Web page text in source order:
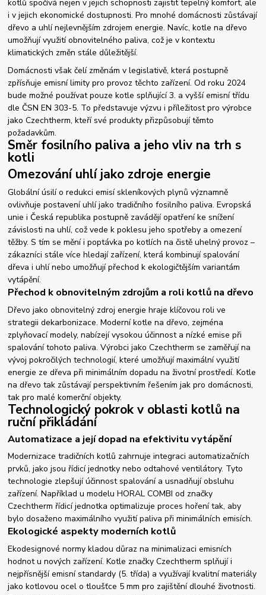
kotlů spočívá nejen v jejich schopnosti zajistit tepelný komfort, ale
i v jejich ekonomické dostupnosti. Pro mnohé domácnosti zůstávají
dřevo a uhlí nejlevnějším zdrojem energie. Navíc, kotle na dřevo
umožňují využití obnovitelného paliva, což je v kontextu
klimatických změn stále důležitější.
Domácnosti však čelí změnám v legislativě, která postupně
zpřísňuje emisní limity pro provoz těchto zařízení. Od roku 2024
bude možné používat pouze kotle splňující 3. a vyšší emisní třídu
dle ČSN EN 303-5. To představuje výzvu i příležitost pro výrobce
jako Czechtherm, kteří své produkty přizpůsobují těmto
požadavkům.
Směr fosilního paliva a jeho vliv na trh s
kotli
Omezování uhlí jako zdroje energie
Globální úsilí o redukci emisí skleníkových plynů významně
ovlivňuje postavení uhlí jako tradičního fosilního paliva. Evropská
unie i Česká republika postupně zavádějí opatření ke snížení
závislosti na uhlí, což vede k poklesu jeho spotřeby a omezení
těžby. S tím se mění i poptávka po kotlích na čistě uhelný provoz –
zákazníci stále více hledají zařízení, která kombinují spalování
dřeva i uhlí nebo umožňují přechod k ekologičtějším variantám
vytápění.
Přechod k obnovitelným zdrojům a roli kotlů na dřevo
Dřevo jako obnovitelný zdroj energie hraje klíčovou roli ve
strategii dekarbonizace. Moderní kotle na dřevo, zejména
zplyňovací modely, nabízejí vysokou účinnost a nízké emise při
spalování tohoto paliva. Výrobci jako Czechtherm se zaměřují na
vývoj pokročilých technologií, které umožňují maximální využití
energie ze dřeva při minimálním dopadu na životní prostředí. Kotle
na dřevo tak zůstávají perspektivním řešením jak pro domácnosti,
tak pro malé komerční objekty.
Technologický pokrok v oblasti kotlů na
ruční přikládání
Automatizace a její dopad na efektivitu vytápění
Modernizace tradičních kotlů zahrnuje integraci automatizačních
prvků, jako jsou řídicí jednotky nebo odtahové ventilátory. Tyto
technologie zlepšují účinnost spalování a usnadňují obsluhu
zařízení. Například u modelu HORAL COMBI od značky
Czechtherm řídicí jednotka optimalizuje proces hoření tak, aby
bylo dosaženo maximálního využití paliva při minimálních emisích.
Ekologické aspekty moderních kotlů
Ekodesignové normy kladou důraz na minimalizaci emisních
hodnot u nových zařízení. Kotle značky Czechtherm splňují i
nejpřísnější emisní standardy (5. třída) a využívají kvalitní materiály
jako kotlovou ocel o tloušťce 5 mm pro zajištění dlouhé životnosti.